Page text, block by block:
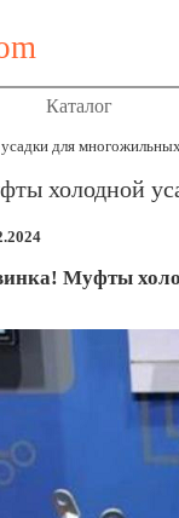
Каталог
для
холодной
Муфты